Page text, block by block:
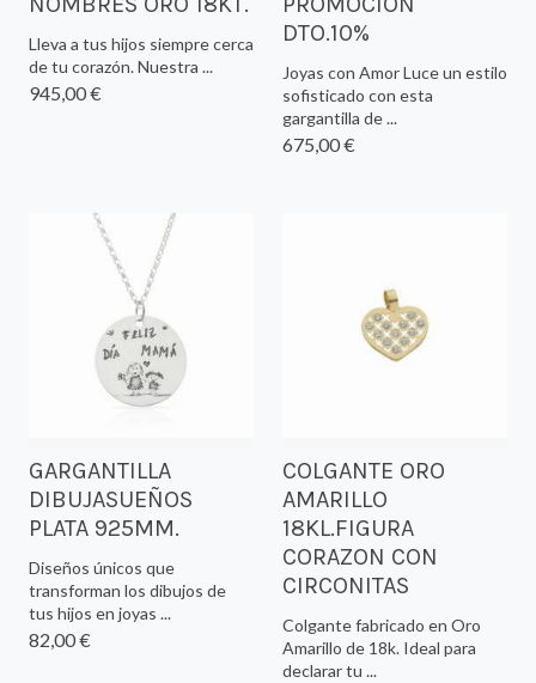
Lleva a tus hijos siempre cerca
de tu corazón. Nuestra ...
945,00 €
DTO.10%
Joyas con Amor Luce un estilo
sofisticado con esta
gargantilla de ...
675,00 €
GARGANTILLA
DIBUJASUEÑOS
PLATA 925MM.
Diseños únicos que
transforman los dibujos de
tus hijos en joyas ...
82,00 €
COLGANTE ORO
AMARILLO
18KL.FIGURA
CORAZON CON
CIRCONITAS
Colgante fabricado en Oro
Amarillo de 18k. Ideal para
declarar tu ...